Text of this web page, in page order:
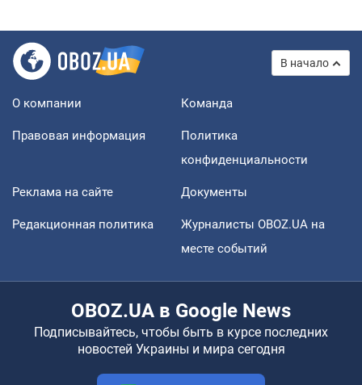
В начало
О компании Команда
Правовая информация
Политика
конфиденциальности
Реклама на сайте Документы
Редакционная политика
Журналисты OBOZ.UA на
месте событий
OBOZ.UA в Google News
Подписывайтесь, чтобы быть в курсе последних
новостей Украины и мира сегодня